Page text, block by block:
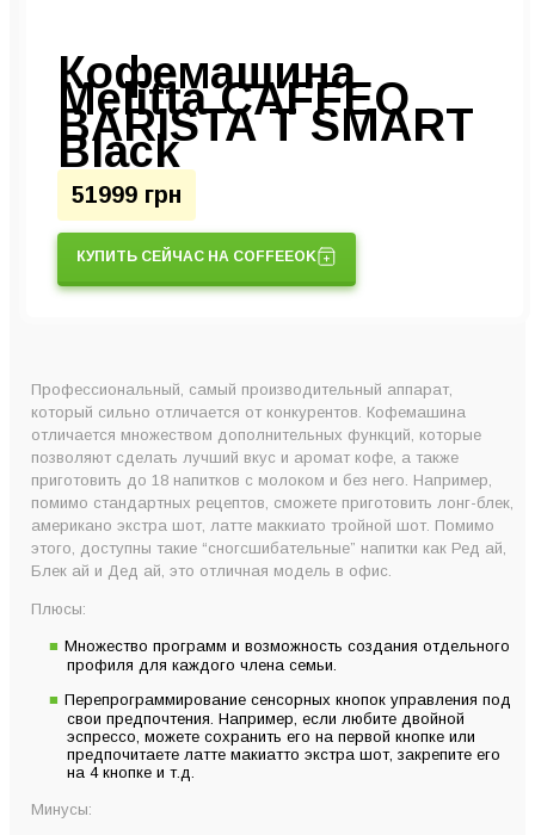
Кофемашина
Melitta CAFFEO
BARISTA T SMART
Black
51999 грн
КУПИТЬ СЕЙЧАС НА COFFEEOK
Профессиональный, самый производительный аппарат,
который сильно отличается от конкурентов. Кофемашина
отличается множеством дополнительных функций, которые
позволяют сделать лучший вкус и аромат кофе, а также
приготовить до 18 напитков с молоком и без него. Например,
помимо стандартных рецептов, сможете приготовить лонг-блек,
американо экстра шот, латте маккиато тройной шот. Помимо
этого, доступны такие “сногсшибательные” напитки как Ред ай,
Блек ай и Дед ай, это отличная модель в офис.
Плюсы:
Множество программ и возможность создания отдельного
профиля для каждого члена семьи.
Перепрограммирование сенсорных кнопок управления под
свои предпочтения. Например, если любите двойной
эспрессо, можете сохранить его на первой кнопке или
предпочитаете латте макиатто экстра шот, закрепите его
на 4 кнопке и т.д.
Минусы: